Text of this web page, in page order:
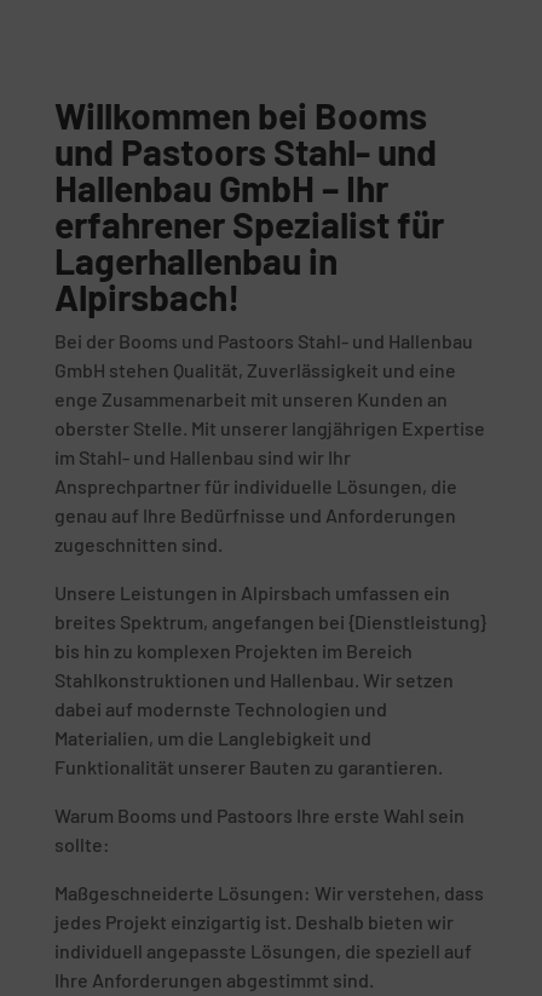
Willkommen bei Booms
und Pastoors Stahl- und
Hallenbau GmbH – Ihr
erfahrener Spezialist für
Lagerhallenbau in
Alpirsbach!
Bei der Booms und Pastoors Stahl- und Hallenbau
GmbH stehen Qualität, Zuverlässigkeit und eine
enge Zusammenarbeit mit unseren Kunden an
oberster Stelle. Mit unserer langjährigen Expertise
im Stahl- und Hallenbau sind wir Ihr
Ansprechpartner für individuelle Lösungen, die
genau auf Ihre Bedürfnisse und Anforderungen
zugeschnitten sind.
Unsere Leistungen in Alpirsbach umfassen ein
breites Spektrum, angefangen bei {Dienstleistung}
bis hin zu komplexen Projekten im Bereich
Stahlkonstruktionen und Hallenbau. Wir setzen
dabei auf modernste Technologien und
Materialien, um die Langlebigkeit und
Funktionalität unserer Bauten zu garantieren.
Warum Booms und Pastoors Ihre erste Wahl sein
sollte:
Maßgeschneiderte Lösungen: Wir verstehen, dass
jedes Projekt einzigartig ist. Deshalb bieten wir
individuell angepasste Lösungen, die speziell auf
Ihre Anforderungen abgestimmt sind.